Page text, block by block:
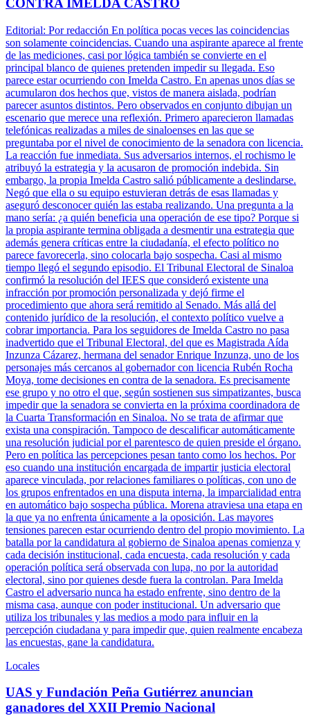
CONTRA IMELDA CASTRO
Editorial: Por redacción En política pocas veces las coincidencias
son solamente coincidencias. Cuando una aspirante aparece al frente
de las mediciones, casi por lógica también se convierte en el
principal blanco de quienes pretenden impedir su llegada. Eso
parece estar ocurriendo con Imelda Castro. En apenas unos días se
acumularon dos hechos que, vistos de manera aislada, podrían
parecer asuntos distintos. Pero observados en conjunto dibujan un
escenario que merece una reflexión. Primero aparecieron llamadas
telefónicas realizadas a miles de sinaloenses en las que se
preguntaba por el nivel de conocimiento de la senadora con licencia.
La reacción fue inmediata. Sus adversarios internos, el rochismo le
atribuyó la estrategia y la acusaron de promoción indebida. Sin
embargo, la propia Imelda Castro salió públicamente a deslindarse.
Negó que ella o su equipo estuvieran detrás de esas llamadas y
aseguró desconocer quién las estaba realizando. Una pregunta a la
mano sería: ¿a quién beneficia una operación de ese tipo? Porque si
la propia aspirante termina obligada a desmentir una estrategia que
además genera críticas entre la ciudadanía, el efecto político no
parece favorecerla, sino colocarla bajo sospecha. Casi al mismo
tiempo llegó el segundo episodio. El Tribunal Electoral de Sinaloa
confirmó la resolución del IEES que consideró existente una
infracción por promoción personalizada y dejó firme el
procedimiento que ahora será remitido al Senado. Más allá del
contenido jurídico de la resolución, el contexto político vuelve a
cobrar importancia. Para los seguidores de Imelda Castro no pasa
inadvertido que el Tribunal Electoral, del que es Magistrada Aída
Inzunza Cázarez, hermana del senador Enrique Inzunza, uno de los
personajes más cercanos al gobernador con licencia Rubén Rocha
Moya, tome decisiones en contra de la senadora. Es precisamente
ese grupo y no otro el que, según sostienen sus simpatizantes, busca
impedir que la senadora se convierta en la próxima coordinadora de
la Cuarta Transformación en Sinaloa. No se trata de afirmar que
exista una conspiración. Tampoco de descalificar automáticamente
una resolución judicial por el parentesco de quien preside el órgano.
Pero en política las percepciones pesan tanto como los hechos. Por
eso cuando una institución encargada de impartir justicia electoral
aparece vinculada, por relaciones familiares o políticas, con uno de
los grupos enfrentados en una disputa interna, la imparcialidad entra
en automático bajo sospecha pública. Morena atraviesa una etapa en
la que ya no enfrenta únicamente a la oposición. Las mayores
tensiones parecen estar ocurriendo dentro del propio movimiento. La
batalla por la candidatura al gobierno de Sinaloa apenas comienza y
cada decisión institucional, cada encuesta, cada resolución y cada
operación política será observada con lupa, no por la autoridad
electoral, sino por quienes desde fuera la controlan. Para Imelda
Castro el adversario nunca ha estado enfrente, sino dentro de la
misma casa, aunque con poder institucional. Un adversario que
utiliza los tribunales y las medios a modo para influir en la
percepción ciudadana y para impedir que, quien realmente encabeza
las encuestas, gane la candidatura.
Locales
UAS y Fundación Peña Gutiérrez anuncian
ganadores del XXII Premio Nacional